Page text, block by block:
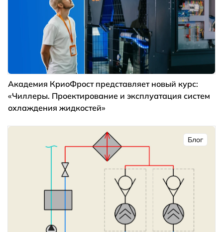
Академия КриоФрост представляет новый курс:
«Чиллеры. Проектирование и эксплуатация систем
охлаждения жидкостей»
Блог